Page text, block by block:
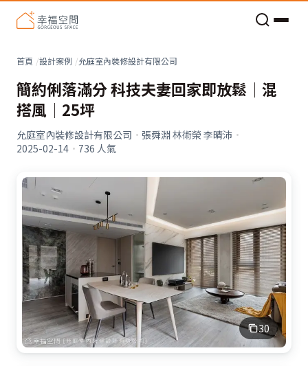
首頁 設計案例 允庭室內裝修設計有限公司
簡約俐落滿分 科技夫妻回家即放鬆│混
搭風│25坪
允庭室內裝修設計有限公司 · 張舜淵 林術榮 李晴沛 ·
2025-02-14 · 736 人氣
30